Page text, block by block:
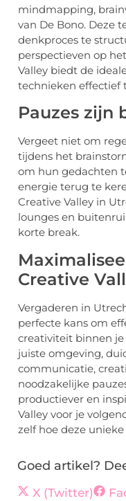
mindmapping,
van De Bono. Deze
denkproces te
perspectieven op
Valley biedt de
technieken effectief
Pauzes zijn
Vergeet niet om
tijdens het
om hun gedachten
energie terug te
Creative Valley in
lounges en
korte break.
Creative
Vergaderen in
perfecte kans om
creativiteit binnen
juiste omgeving,
communicatie,
noodzakelijke
productiever en
Valley voor je
zelf hoe deze
Goed artikel?
X (Twitter)